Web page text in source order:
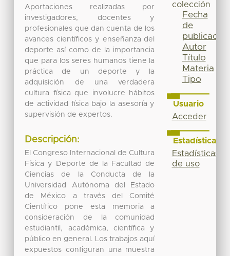
Aportaciones realizadas por
investigadores, docentes y
profesionales que dan cuenta de los
avances científicos y enseñanza del
deporte así como de la importancia
que para los seres humanos tiene la
práctica de un deporte y la
adquisición de una verdadera
cultura física que involucre hábitos
de actividad física bajo la asesoría y
supervisión de expertos.
Descripción:
El Congreso Internacional de Cultura
Física y Deporte de la Facultad de
Ciencias de la Conducta de la
Universidad Autónoma del Estado
de México a través del Comité
Científico pone esta memoria a
consideración de la comunidad
estudiantil, académica, científica y
público en general. Los trabajos aquí
expuestos configuran una muestra
colección
Fecha
de
publicación
Autor
Título
Materia
Tipo
Usuario
Acceder
Estadísticas
Estadísticas
de uso